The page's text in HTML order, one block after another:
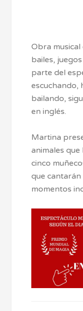
Obra musical
bailes,
parte del
escuchando,
bailando,
en inglés.
Martina
animales
cinco
que
momentos